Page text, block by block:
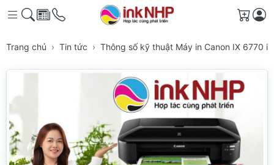
Giỏ
Trang chủ Tin tức Thông số kỹ thuật Máy in Canon IX 6770